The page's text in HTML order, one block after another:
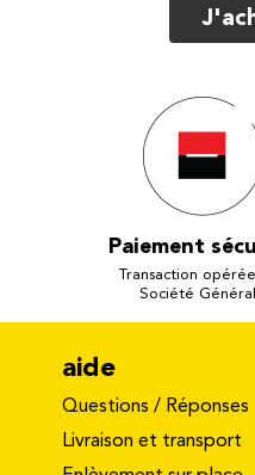
Paiement
Transaction
Société
aide
Questions / Réponses
Livraison et transport